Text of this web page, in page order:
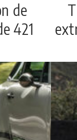
de
421